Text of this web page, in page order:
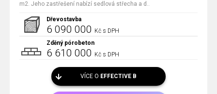
m2. Jeho zastřešení nabízí sedlová střecha a d..
Dřevostavba
6 090 000 Kč s DPH
Zděný pórobeton
6 610 000 Kč s DPH
VÍCE O EFFECTIVE B